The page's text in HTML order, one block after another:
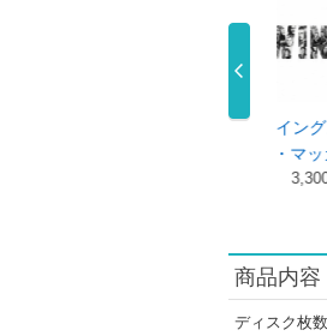
ウイングスポー
ウ
ル
商品内容
ディスク枚数